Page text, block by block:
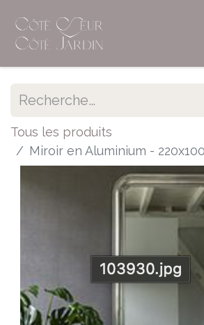
Tous les produits
Miroir en Aluminium - 220x100